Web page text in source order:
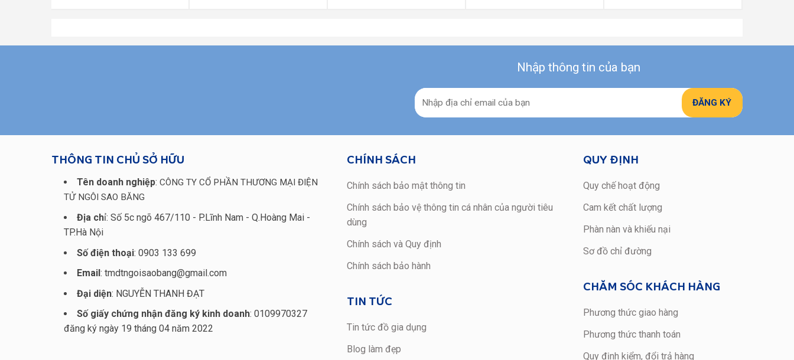
Nhập thông tin của bạn
THÔNG TIN CHỦ SỞ HỮU
Tên doanh nghiệp: CÔNG TY CỔ PHẦN THƯƠNG MẠI ĐIỆN
TỬ NGÔI SAO BĂNG
Địa chỉ: Số 5c ngõ 467/110 - P.Lĩnh Nam - Q.Hoàng Mai -
TP.Hà Nội
Số điện thoại: 0903 133 699
Email : tmdtngoisaobang@gmail.com
Đại diện: NGUYỄN THANH ĐẠT
Số giấy chứng nhận đăng ký kinh doanh: 0109970327
đăng ký ngày 19 tháng 04 năm 2022
CHÍNH SÁCH
Chính sách bảo mật thông tin
Chính sách bảo vệ thông tin cá nhân của người tiêu
dùng
Chính sách và Quy định
Chính sách bảo hành
TIN TỨC
Tin tức đồ gia dụng
Blog làm đẹp
QUY ĐỊNH
Quy chế hoạt động
Cam kết chất lượng
Phàn nàn và khiếu nại
Sơ đồ chỉ đường
CHĂM SÓC KHÁCH HÀNG
Phương thức giao hàng
Phương thức thanh toán
Quy định kiểm, đổi trả hàng